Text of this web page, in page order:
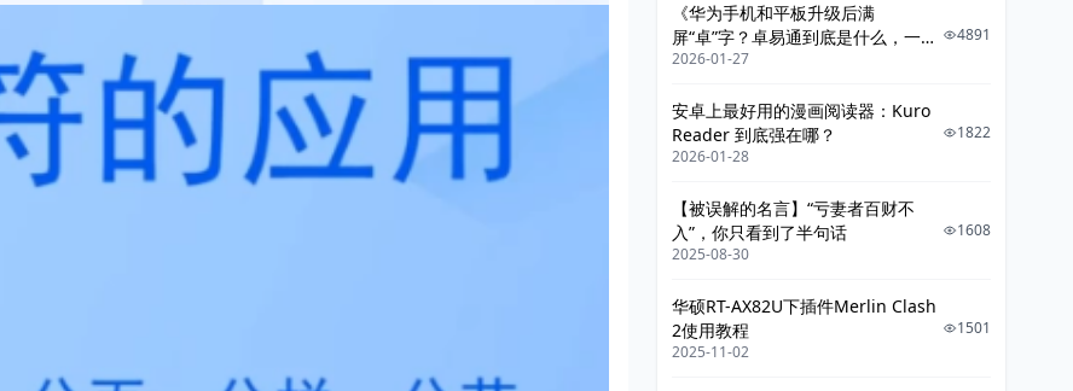
《华为手机和平板升级后满
屏“卓”字？卓易通到底是什么，一篇
给你讲明白》
2026-01-27
4891
安卓上最好用的漫画阅读器：Kuro
Reader 到底强在哪？
2026-01-28
1822
【被误解的名言】“亏妻者百财不
入”，你只看到了半句话
2025-08-30
1608
华硕RT-AX82U下插件Merlin Clash
2使用教程
2025-11-02
1501